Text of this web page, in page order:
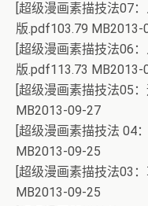
[超级漫画素描技法07
版.pdf103.79 MB2013-
[超级漫画素描技法06
版.pdf113.73 MB2013-
[超级漫画素描技法05
MB2013-09-27
[超级漫画素描技法 04
MB2013-09-25
[超级漫画素描技法03
MB2013-09-25